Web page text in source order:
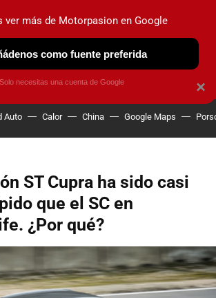
ELÉCTRICOS OBSERVATORIO
Auto Calor China Google Maps
ST Cupra ha sido casi
que el SC en
¿Por qué?
×
ver más de Motorpasion en Google
como fuente preferida
Solo necesitas una cuenta de Google